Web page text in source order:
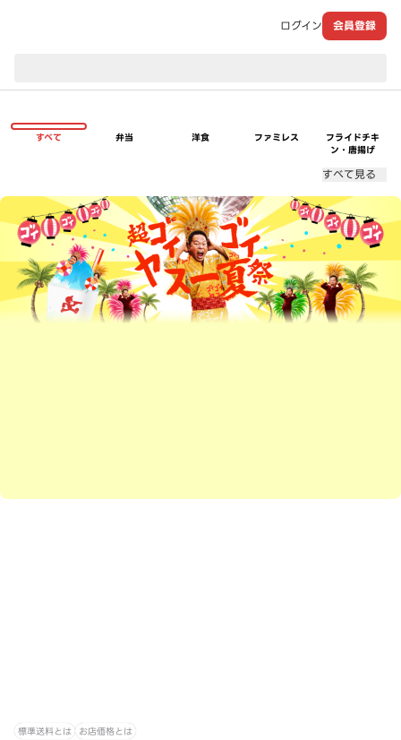
ログイン 会員登録
すべて 弁当 洋食 ファミレス
フライドチキ
ン・唐揚げ
すべて見る
超ゴイゴイヤスー夏祭
標準送料とは お店価格とは